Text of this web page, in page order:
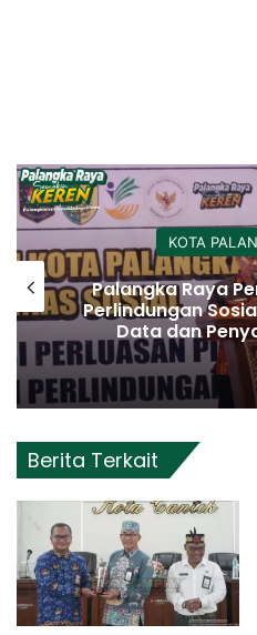
KOTA
Palangka Raya
Perlindungan
Data dan
Berita Terkait